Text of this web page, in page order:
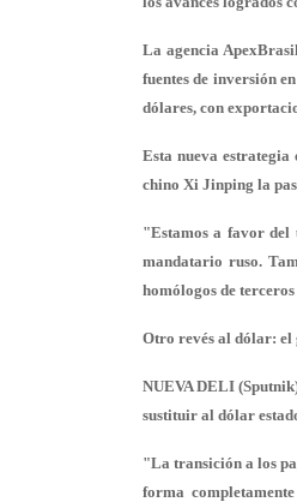
La agencia
fuentes de inversión
dólares, con
Esta nueva
chino Xi Jinping la
"Estamos a favor del
mandatario ruso.
homólogos de
Otro revés al dólar: el
NUEVA DELI
sustituir al dólar
"La transición a los
forma